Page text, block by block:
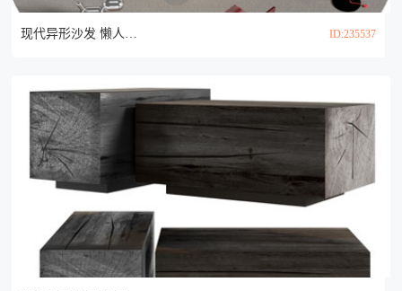
现代异形沙发 懒人沙发和茶几组合3d模型 ID:235537